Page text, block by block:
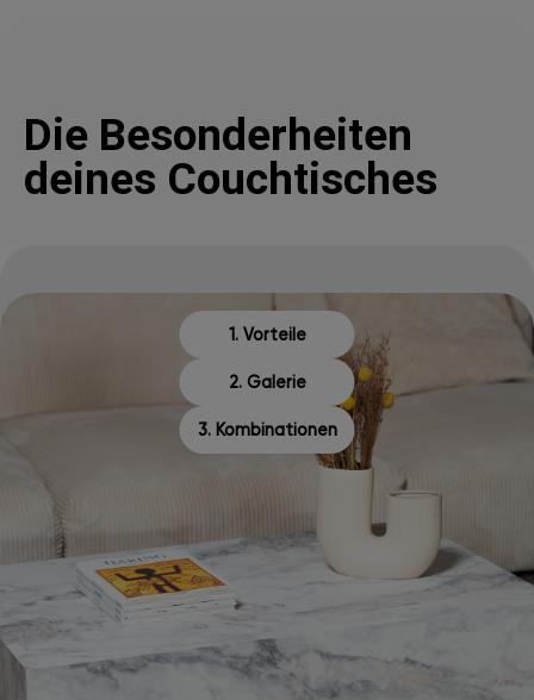
Die Besonderheiten
deines Couchtisches
1. Vorteile
2. Galerie
3. Kombinationen